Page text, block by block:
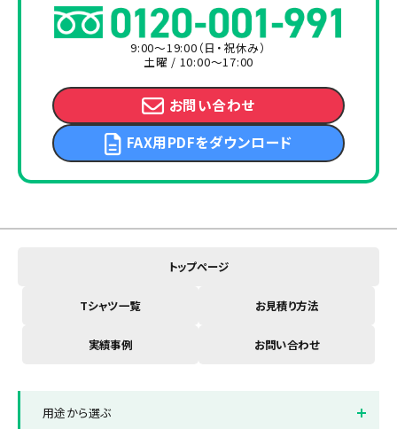
9:00～19:00（日・祝休み）
土曜 / 10:00～17:00
お問い合わせ
FAX用PDFをダウンロード
トップページ
Tシャツ一覧 お見積り方法
実績事例 お問い合わせ
用途から選ぶ